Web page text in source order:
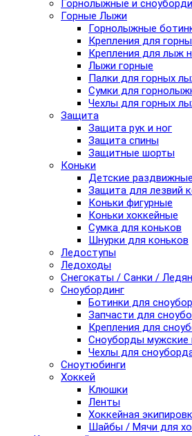
Горнолыжные и
Горные Лыжи
Горнолыжные
Крепления для
Крепления для лыж
Лыжи горные
Палки для горных
Сумки для
Чехлы для горных
Защита
Защита рук и ног
Защита спины
Защитные шорты
Коньки
Детские
Защита для лезвий
Коньки фигурные
Коньки хоккейные
Сумка для коньков
Шнурки для коньков
Ледоступы
Ледоходы
Снегокаты / Санки /
Сноубординг
Ботинки для
Запчасти для
Крепления для
Сноуборды мужские
Чехлы для
Сноутюбинги
Хоккей
Клюшки
Ленты
Хоккейная
Шайбы / Мячи для